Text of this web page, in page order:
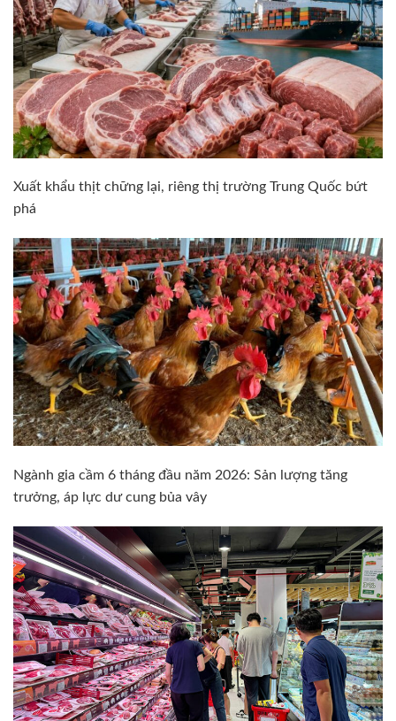
Xuất khẩu thịt chững lại, riêng thị trường Trung Quốc bứt
phá
Ngành gia cầm 6 tháng đầu năm 2026: Sản lượng tăng
trưởng, áp lực dư cung bủa vây